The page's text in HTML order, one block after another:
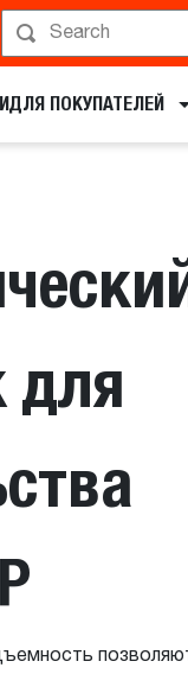
ПОКУПАТЕЛЕЙ
для
показа